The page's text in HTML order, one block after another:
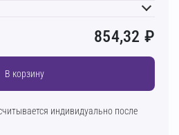
854,32 ₽
В корзину
индивидуально после